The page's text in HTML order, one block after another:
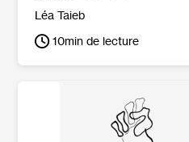
Léa Taieb
10min de lecture